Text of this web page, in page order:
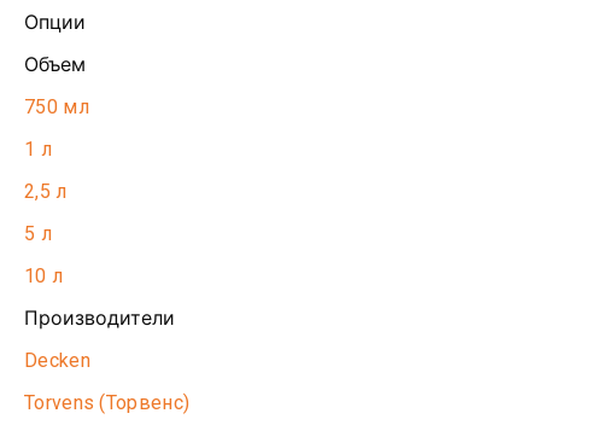
Опции
Объем
750 мл
1 л
2,5 л
5 л
10 л
Производители
Decken
Torvens (Торвенс)